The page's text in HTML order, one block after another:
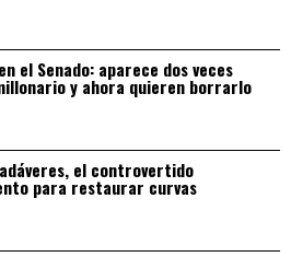
el Senado: aparece dos veces
y ahora quieren borrarlo
el controvertido
para restaurar curvas